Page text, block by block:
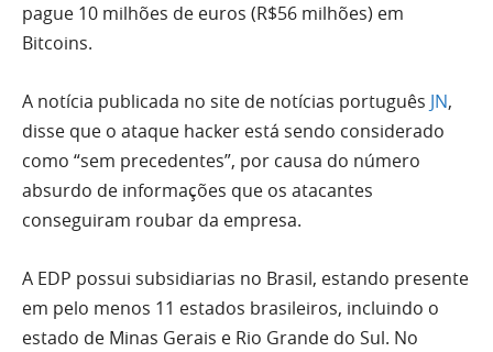
pague 10 milhões de euros (R$56 milhões) em
Bitcoins.
A notícia publicada no site de notícias português JN,
disse que o ataque hacker está sendo considerado
como “sem precedentes”, por causa do número
absurdo de informações que os atacantes
conseguiram roubar da empresa.
A EDP possui subsidiarias no Brasil, estando presente
em pelo menos 11 estados brasileiros, incluindo o
estado de Minas Gerais e Rio Grande do Sul. No